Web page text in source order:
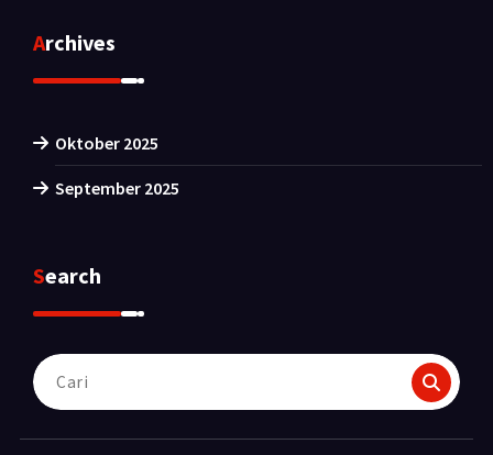
Archives
Oktober 2025
September 2025
Search
Pencarian
untuk: